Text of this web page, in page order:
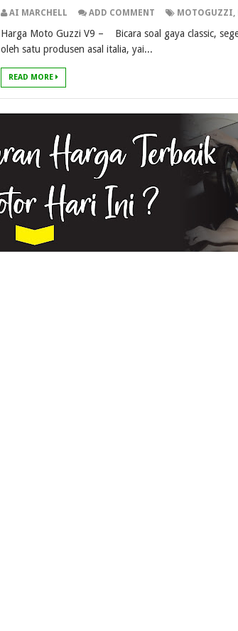
AI MARCHELL ADD COMMENT MOTOGUZZI,
Harga Moto Guzzi V9 – Bicara soal gaya classic,
oleh satu produsen asal italia, yai...
READ MORE